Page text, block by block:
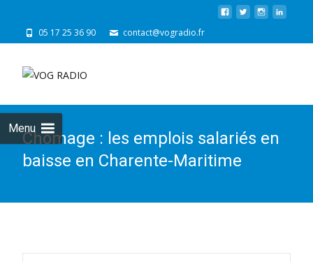
05 17 25 36 90 contact@vogradio.fr
Menu
Chômage : les emplois salariés en
baisse en Charente-Maritime